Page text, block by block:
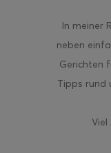
In meiner
neben
Gerichten
Tipps rund
Viel